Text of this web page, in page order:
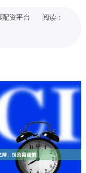
配资平台
阅读：